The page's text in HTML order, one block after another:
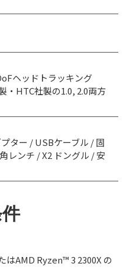
ヘッドトラッキング
HTC社製の1.0, 2.0両方
ター / USBケーブル / 固
レンチ / X2 ドングル / 安
AMD Ryzen™ 3 2300X の